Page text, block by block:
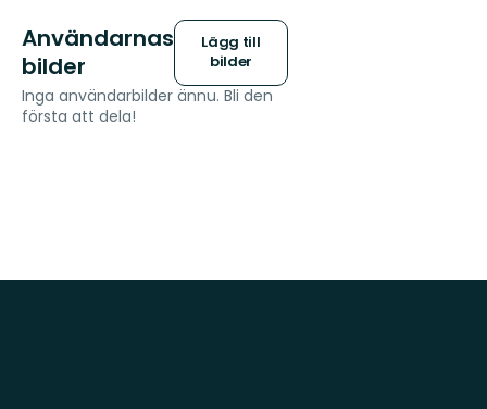
Användarnas
bilder
Lägg till
bilder
Inga användarbilder ännu. Bli den
första att dela!